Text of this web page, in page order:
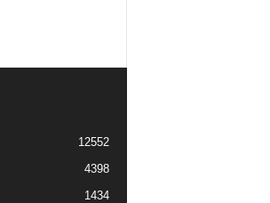
12552
4398
1434